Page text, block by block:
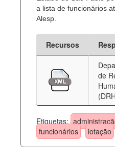
a lista de funcionários
Alesp.
Recursos
de
Etiquetas:
funcionários
lotação